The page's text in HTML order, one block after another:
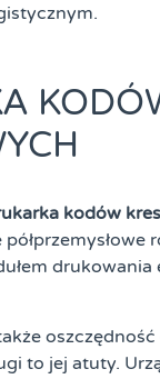
kodów
drukowania
to jej atuty.